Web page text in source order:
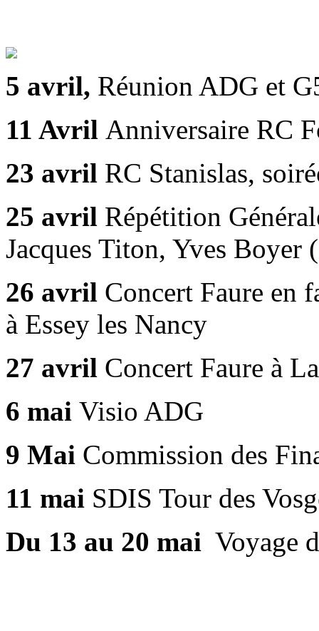
5 avril, Réunion ADG et
11 Avril Anniversaire RC
23 avril RC Stanislas,
25 avril Répétition
Jacques Titon, Yves Boyer
26 avril Concert Faure en
à Essey les Nancy
27 avril Concert Faure à
6 mai Visio ADG
9 Mai Commission des
11 mai SDIS Tour des
Du 13 au 20 mai Voyage